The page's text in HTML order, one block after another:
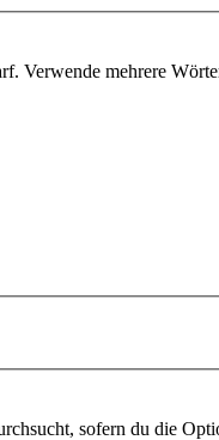
Verwende mehrere
sofern du die